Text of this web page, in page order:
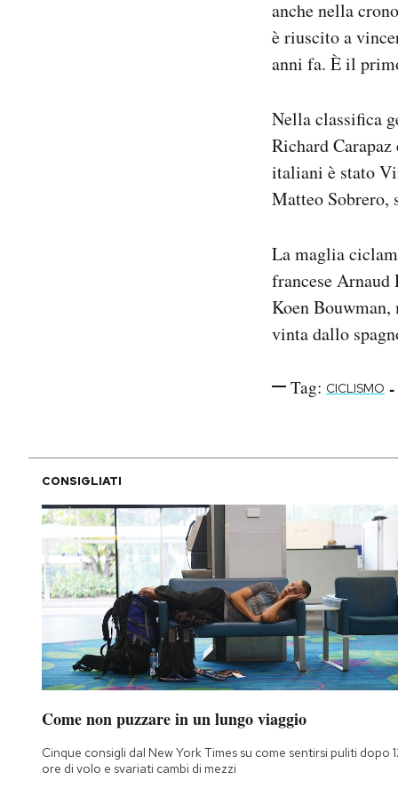
anche nella
è riuscito a
anni fa. È il
Nella classifica
Richard
italiani è stato
Matteo Sobrero,
La maglia
francese Arnaud
Koen
vinta dallo
Tag: CICLISMO -
CONSIGLIATI
Come non puzzare in un lungo viaggio
Cinque consigli dal New York Times su come sentirsi puliti dopo
ore di volo e svariati cambi di mezzi